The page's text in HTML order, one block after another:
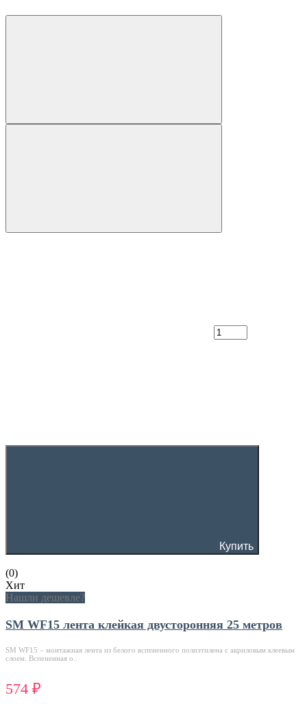
Купить
(0)
Хит
Нашли дешевле?
SM WF15 лента клейкая двусторонняя 25 метров
SM WF15 – монтажная лента из белого вспененного полиэтилена с акриловым клеевым
слоем. Вспененная о..
574 ₽